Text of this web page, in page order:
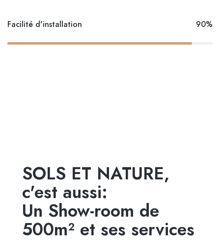
Facilité d'installation 90%
SOLS ET NATURE,
c'est aussi:
Un Show-room de
500m² et ses services